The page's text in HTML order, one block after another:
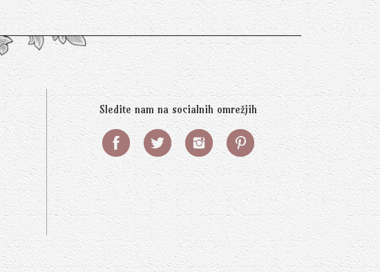
Sledite nam na socialnih omrežjih